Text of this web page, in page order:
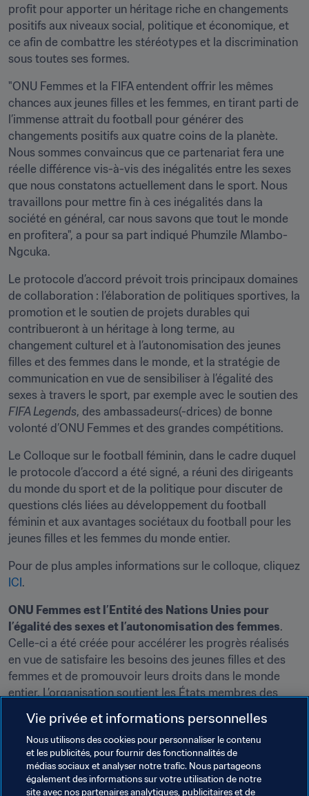
profit pour apporter un héritage riche en changements
positifs aux niveaux social, politique et économique, et
ce afin de combattre les stéréotypes et la discrimination
sous toutes ses formes.
"ONU Femmes et la FIFA entendent offrir les mêmes
chances aux jeunes filles et les femmes, en tirant parti de
l’immense attrait du football pour générer des
changements positifs aux quatre coins de la planète.
Nous sommes convaincus que ce partenariat fera une
réelle différence vis-à-vis des inégalités entre les sexes
que nous constatons actuellement dans le sport. Nous
travaillons pour mettre fin à ces inégalités dans la
société en général, car nous savons que tout le monde
en profitera", a pour sa part indiqué Phumzile Mlambo-
Ngcuka.
Le protocole d’accord prévoit trois principaux domaines
de collaboration : l’élaboration de politiques sportives, la
promotion et le soutien de projets durables qui
contribueront à un héritage à long terme, au
changement culturel et à l’autonomisation des jeunes
filles et des femmes dans le monde, et la stratégie de
communication en vue de sensibiliser à l’égalité des
FIFA Legends, des ambassadeurs(-drices) de bonne
volonté d’ONU Femmes et des grandes compétitions.
Le Colloque sur le football féminin, dans le cadre duquel
le protocole d’accord a été signé, a réuni des dirigeants
du monde du sport et de la politique pour discuter de
questions clés liées au développement du football
féminin et aux avantages sociétaux du football pour les
jeunes filles et les femmes du monde entier.
ICI .
ONU Femmes est l’Entité des Nations Unies pour
l’égalité des sexes et l’autonomisation des femmes.
Celle-ci a été créée pour accélérer les progrès réalisés
en vue de satisfaire les besoins des jeunes filles et des
femmes et de promouvoir leurs droits dans le monde
entier. L’organisation soutient les États membres des
pour atteindre l’égalité des sexes et travaille avec les
gouvernements ainsi que la société civile pour
promulguer des lois et développer des programmes et
services nécessaires à la mise en œuvre de ces normes.
Vie privée et informations personnelles
Nous utilisons des cookies pour personnaliser le contenu
et les publicités, pour fournir des fonctionnalités de
médias sociaux et analyser notre trafic. Nous partageons
également des informations sur votre utilisation de notre
site avec nos partenaires analytiques, publicitaires et de